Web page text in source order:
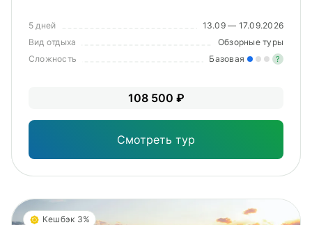
5 дней
13.09 — 17.09.2026
Вид отдыха
Обзорные туры
Сложность
Базовая ?
108 500 ₽
Смотреть тур
Кешбэк 3%
MODAL-ARRIVALS